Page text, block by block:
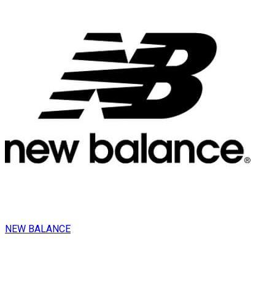
NEW BALANCE